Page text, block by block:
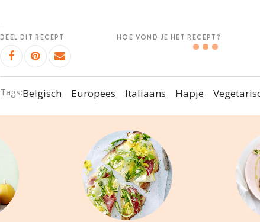
DEEL DIT RECEPT HOE VOND JE HET RECEPT?
Tags:Belgisch Europees Italiaans Hapje